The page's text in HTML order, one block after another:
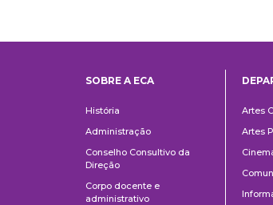
SOBRE A ECA
História
Administração
Conselho Consultivo da
Direção
Corpo docente e
administrativo
Artes
Artes